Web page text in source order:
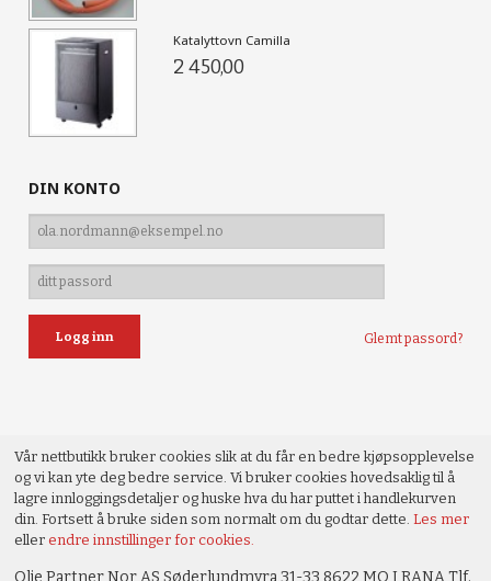
Katalyttovn Camilla
2 450,00
DIN KONTO
Glemt passord?
Vår nettbutikk bruker cookies slik at du får en bedre kjøpsopplevelse
og vi kan yte deg bedre service. Vi bruker cookies hovedsaklig til å
lagre innloggingsdetaljer og huske hva du har puttet i handlekurven
din. Fortsett å bruke siden som normalt om du godtar dette.Les mer
ellerendre innstillinger for cookies.
Olje Partner Nor AS Søderlundmyra 31-33 8622 MO I RANA Tlf.